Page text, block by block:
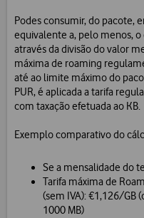
Podes consumir, do pacote,
equivalente a, pelo menos,
através da divisão do valor
máxima de roaming
até ao limite máximo do
PUR, é aplicada a tarifa
com taxação efetuada ao KB.
Exemplo comparativo do
Se a mensalidade do
Tarifa máxima de
(sem IVA): €1,126/GB
1000 MB)